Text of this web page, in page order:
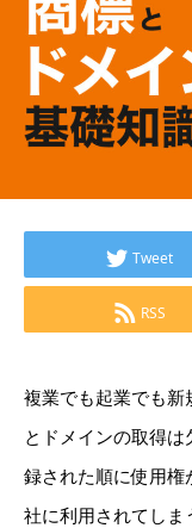
Tweet
RSS
複業でも起業でも
とドメインの取得
録された順に使用
社に利用されてしま